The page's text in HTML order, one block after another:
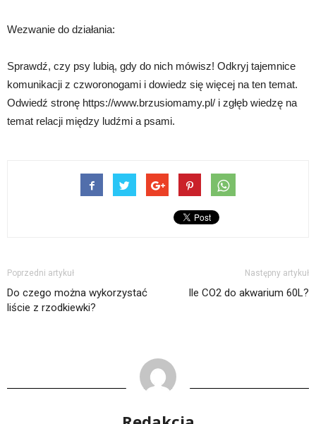
Wezwanie do działania:
Sprawdź, czy psy lubią, gdy do nich mówisz! Odkryj tajemnice
komunikacji z czworonogami i dowiedz się więcej na ten temat.
Odwiedź stronę https://www.brzusiomamy.pl/ i zgłęb wiedzę na
temat relacji między ludźmi a psami.
Poprzedni artykuł
Do czego można wykorzystać
liście z rzodkiewki?
Następny artykuł
Ile CO2 do akwarium 60L?